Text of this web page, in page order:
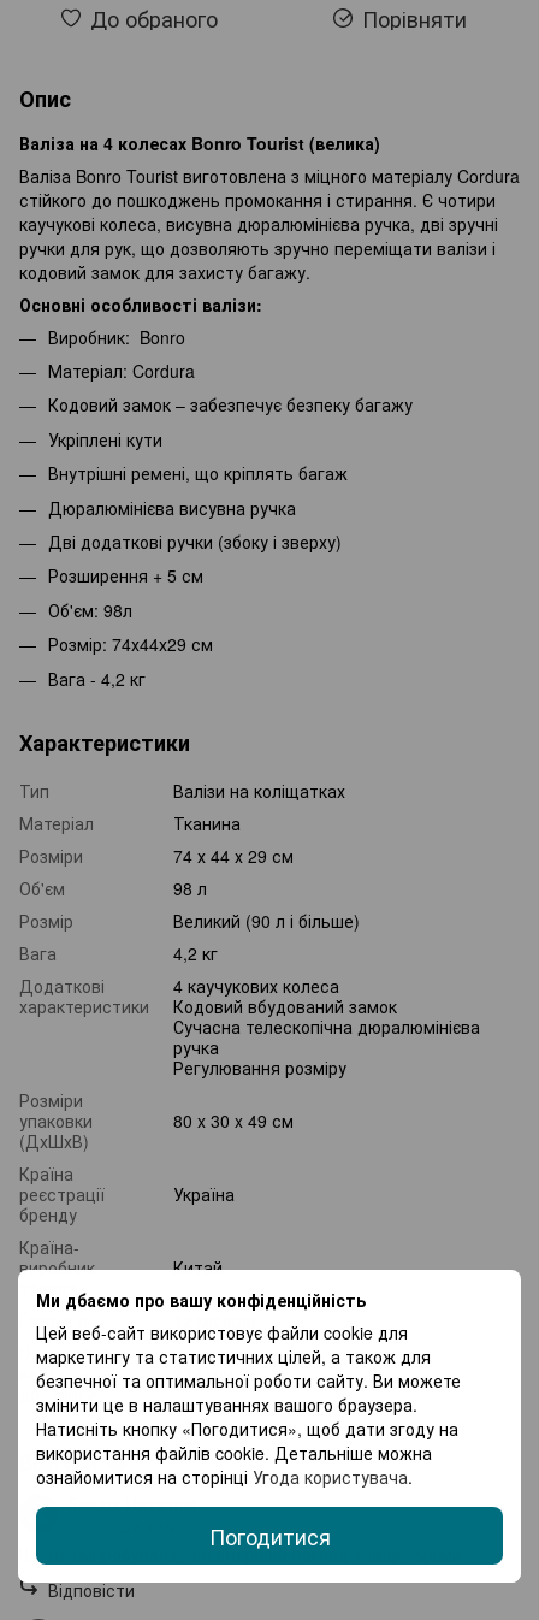
Ми дбаємо про вашу конфіденційність
Цей веб-сайт використовує файли cookie для
маркетингу та статистичних цілей, а також для
безпечної та оптимальної роботи сайту. Ви можете
змінити це в налаштуваннях вашого браузера.
Натисніть кнопку «Погодитися», щоб дати згоду на
використання файлів cookie. Детальніше можна
ознайомитися на сторінці Угода користувача.
Погодитися
До обраного Порівняти
Опис
Валіза на 4 колесах Bonro Tourist (велика)
Валіза Bonro Tourist виготовлена з міцного матеріалу Cordura
стійкого до пошкоджень промокання і стирання. Є чотири
каучукові колеса, висувна дюралюмінієва ручка, дві зручні
ручки для рук, що дозволяють зручно переміщати валізи і
кодовий замок для захисту багажу.
Основні особливості валізи:
Виробник: Bonro
Матеріал: Cordura
Кодовий замок – забезпечує безпеку багажу
Укріплені кути
Внутрішні ремені, що кріплять багаж
Дюралюмінієва висувна ручка
Дві додаткові ручки (збоку і зверху)
Розширення + 5 см
Об'єм: 98л
Розмір: 74х44х29 см
Вага - 4,2 кг
Характеристики
Тип
Валізи на коліщатках
Матеріал
Тканина
Розміри
74 х 44 х 29 см
Об'єм
98 л
Розмір
Великий (90 л і більше)
Вага
4,2 кг
Додаткові
характеристики
4 каучукових колеса
Кодовий вбудований замок
Сучасна телескопічна дюралюмінієва
ручка
Регулювання розміру
Розміри
упаковки
(ДхШхВ)
80 x 30 x 49 см
Країна
реєстрації
бренду
Україна
Країна-
виробник
Китай
Орієнтовна
вартість
доставки
239 грн
Відгуки 4
Бенюх Наталья
Ще не випробувала, а на перший погляд товар гарний
Відповісти